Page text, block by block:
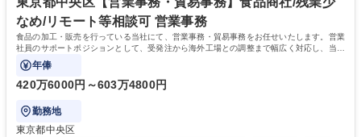
業/NTTデータG/年休129日
なめ/リモート等相談可 営業事務
食品の加工・販売を行っている当社にて、営業事務・貿易事務をお任せいたします。営業
社員のサポートポジションとして、受発注から海外工場との調整まで幅広く対応し、当社
事業の根幹を支えていただきます。
年俸
420万6000円～603万4800円
勤務地
東京都中央区